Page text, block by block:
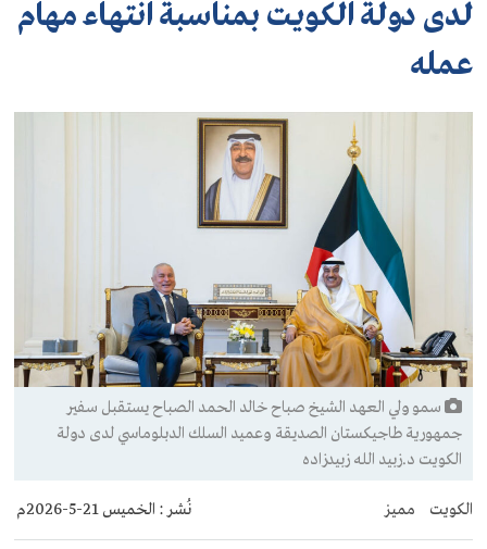
لدى دولة الكويت بمناسبة انتهاء مهام
عمله
سمو ولي العهد الشيخ صباح خالد الحمد الصباح يستقبل سفير
جمهورية طاجيكستان الصديقة وعميد السلك الدبلوماسي لدى دولة
الكويت د.زبيد الله زبيدزاده
الكويت مميز نُشر : الخميس 21-5-2026م